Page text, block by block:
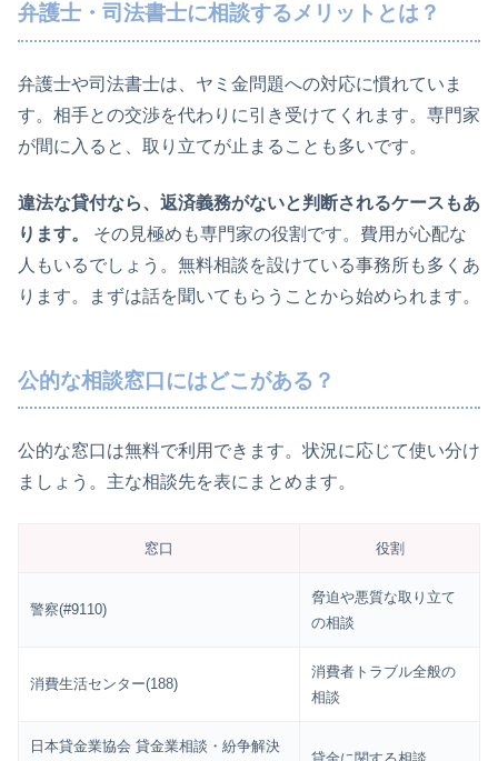
弁護士・司法書士に相談するメリットとは？
弁護士や司法書士は、ヤミ金問題への対応に慣れていま
す。相手との交渉を代わりに引き受けてくれます。専門家
が間に入ると、取り立てが止まることも多いです。
違法な貸付なら、返済義務がないと判断されるケースもあ
ります。
その見極めも専門家の役割です。費用が心配な
人もいるでしょう。無料相談を設けている事務所も多くあ
ります。まずは話を聞いてもらうことから始められます。
公的な相談窓口にはどこがある？
公的な窓口は無料で利用できます。状況に応じて使い分け
ましょう。主な相談先を表にまとめます。
窓口 役割
警察(#9110)
脅迫や悪質な取り立て
の相談
消費生活センター(188)
消費者トラブル全般の
相談
日本貸金業協会 貸金業相談・紛争解決